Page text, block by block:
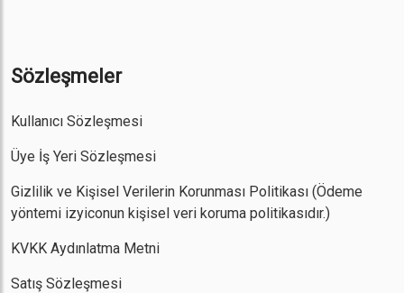
Sözleşmeler
Kullanıcı Sözleşmesi
Üye İş Yeri Sözleşmesi
Gizlilik ve Kişisel Verilerin Korunması Politikası (Ödeme
yöntemi izyiconun kişisel veri koruma politikasıdır.)
KVKK Aydınlatma Metni
Satış Sözleşmesi